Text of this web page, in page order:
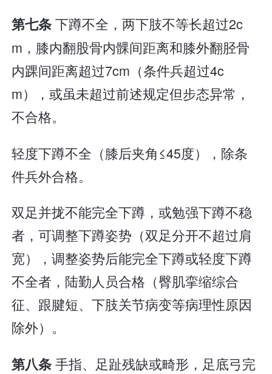
第七条下蹲不全，两下肢不等长超过2c
m，膝内翻股骨内髁间距离和膝外翻胫骨
内踝间距离超过7cm（条件兵超过4c
m），或虽未超过前述规定但步态异常，
不合格。
轻度下蹲不全（膝后夹角≤45度），除条
件兵外合格。
双足并拢不能完全下蹲，或勉强下蹲不稳
者，可调整下蹲姿势（双足分开不超过肩
宽），调整姿势后能完全下蹲或轻度下蹲
不全者，陆勤人员合格（臀肌挛缩综合
征、跟腱短、下肢关节病变等病理性原因
除外）。
第八条手指、足趾残缺或畸形，足底弓完